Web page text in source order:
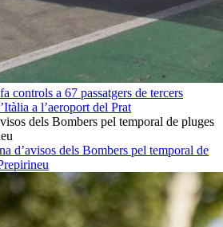
controls a 67 passatgers de tercers
a l’aeroport del Prat
d’avisos dels Bombers pel temporal de